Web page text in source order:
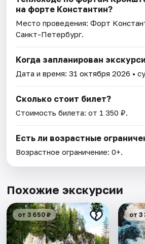
на форте Константин?
Место проведения:Форт
Санкт-Петербург.
Когда запланирован
Дата и время:31 октября 2026 •
Сколько стоит билет?
Стоимость билета: от 1 350 ₽.
Есть ли возрастные
Возрастное ограничение: 0+.
Похожие экскурсии
от 3 650 ₽ от 3